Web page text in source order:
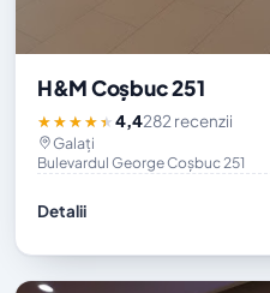
H&M Coșbuc 251
★★★★★4,4282 recenzii
Galați
Bulevardul George Coșbuc 251
Detalii